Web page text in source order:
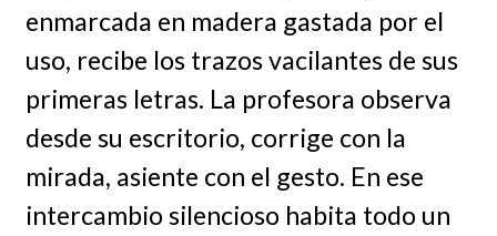
enmarcada en madera gastada por el
uso, recibe los trazos vacilantes de sus
primeras letras. La profesora observa
desde su escritorio, corrige con la
mirada, asiente con el gesto. En ese
intercambio silencioso habita todo un